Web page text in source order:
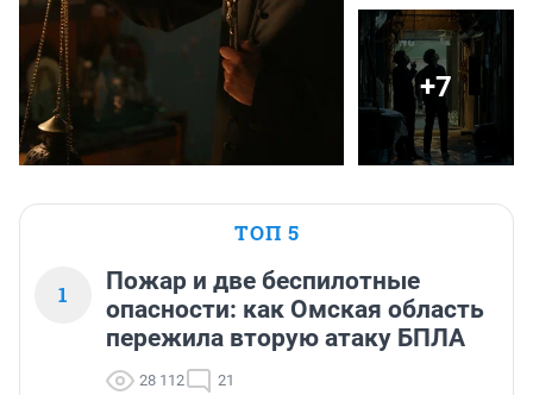
+7
ТОП 5
1
Пожар и две беспилотные
опасности: как Омская область
пережила вторую атаку БПЛА
28 112 21